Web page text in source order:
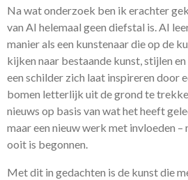
Na wat onderzoek ben ik erachter
van AI helemaal geen diefstal is. AI
manier als een kunstenaar die op de
kijken naar bestaande kunst, stijlen
een schilder zich laat inspireren door
bomen letterlijk uit de grond te
nieuws op basis van wat het heeft
maar een nieuw werk met invloeden
ooit is begonnen.
Met dit in gedachten is de kunst die